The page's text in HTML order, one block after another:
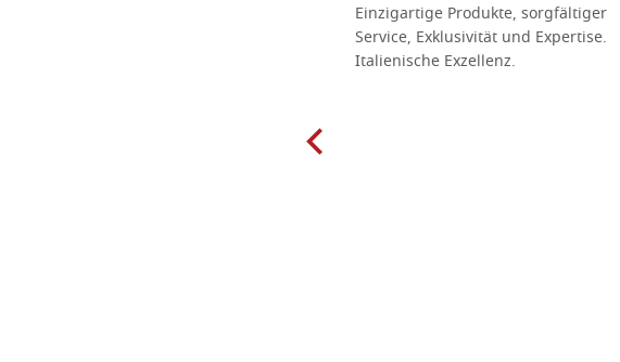
Einzigartige Produkte, sorgfältiger
Service, Exklusivität und Expertise.
Italienische Exzellenz.